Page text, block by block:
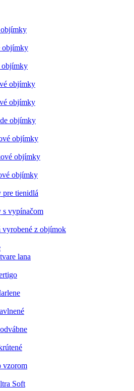
objímky
objímky
objímky
objímky
objímky
objímky
objímky
objímky
tienidlá
vypínačom
vyrobené z objímok
lana
vzorom
Soft